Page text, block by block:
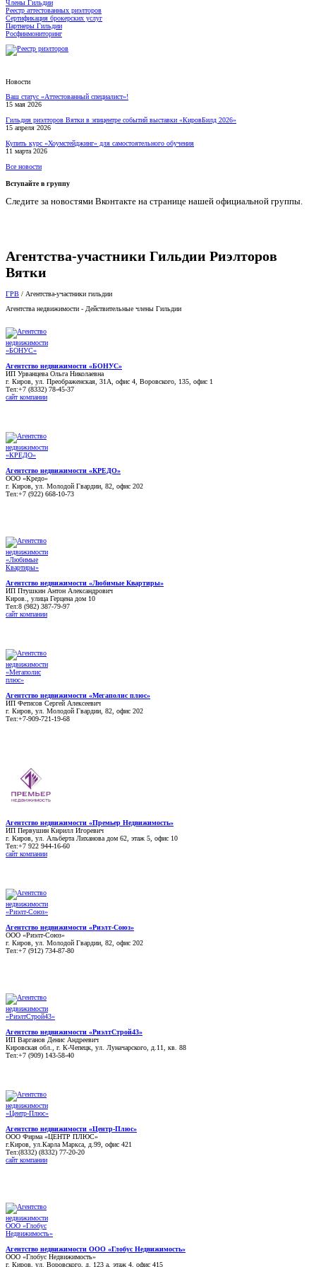
Члены Гильдии
Реестр аттестованных риэлторов
Сертификация брокерских услуг
Партнеры Гильдии
Росфинмониторинг
Новости
Ваш статус «Аттестованный специалист»!
15 мая 2026
Гильдия риэлторов Вятки в эпицентре событий выставки «КировБилд 2026»
15 апреля 2026
Купить курс «Хоумстейджинг» для самостоятельного обучения
11 марта 2026
Все новости
Вступайте в группу
Следите за новостями Вконтакте на странице нашей официальной группы.
Агентства-участники Гильдии Риэлторов
Вятки
ГРВ / Агентства-участники гильдии
Агентства недвижимости - Действительные члены Гильдии
Агентство недвижимости «БОНУС»
ИП Урванцева Ольга Николаевна
г. Киров, ул. Преображенская, 31А, офис 4, Воровского, 135, офис 1
Тел:+7 (8332) 78-45-37
сайт компании
Агентство недвижимости «КРЕДО»
ООО «Кредо»
г. Киров, ул. Молодой Гвардии, 82, офис 202
Тел:+7 (922) 668-10-73
Агентство недвижимости «Любимые Квартиры»
ИП Птушкин Антон Александрович
Киров., улица Герцена дом 10
Тел:8 (982) 387-79-97
сайт компании
Агентство недвижимости «Мегаполис плюc»
ИП Фетисов Сергей Алексеевич
г. Киров, ул. Молодой Гвардии, 82, офис 202
Тел:+7-909-721-19-68
Агентство недвижимости «Премьер Недвижимость»
ИП Первушин Кирилл Игоревич
г. Киров, ул. Альберта Лиханова дом 62, этаж 5, офис 10
Тел:+7 922 944-16-60
сайт компании
Агентство недвижимости «Риэлт-Союз»
ООО «Риэлт-Союз»
г. Киров, ул. Молодой Гвардии, 82, офис 202
Тел:+7 (912) 734-87-80
Агентство недвижимости «РиэлтСтрой43»
ИП Варганов Денис Андреевич
Кировская обл., г. К-Чепецк, ул. Луначарского, д.11, кв. 88
Тел:+7 (909) 143-58-40
Агентство недвижимости «Центр-Плюс»
ООО Фирма «ЦЕНТР ПЛЮС»
г.Киров, ул.Карла Маркса, д.99, офис 421
Тел:(8332) (8332) 77-20-20
сайт компании
Агентство недвижимости ООО «Глобус Недвижимость»
ООО «Глобус Недвижимость»
г. Киров, ул. Воровского, д. 123 а, этаж 4, офис 415